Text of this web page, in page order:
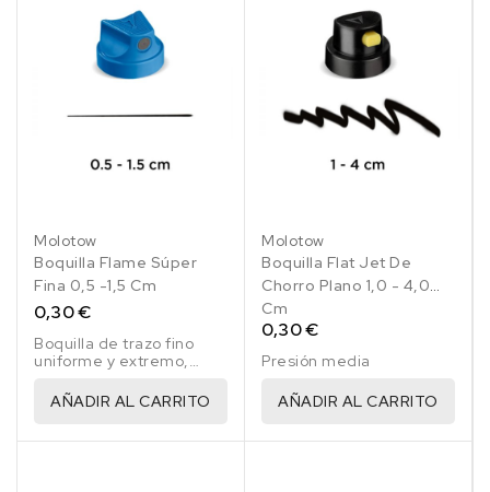
Molotow
Boquilla Flame Súper
Fina 0,5 -1,5 Cm
0,30 €
Boquilla de trazo fino
uniforme y extremo,
AÑADIR AL CARRITO
Molotow
Boquilla Flat Jet De
Chorro Plano 1,0 - 4,0
Cm
0,30 €
Presión media
AÑADIR AL CARRITO